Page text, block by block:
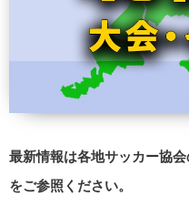
最新情報は各地サッカー協
をご参照ください。